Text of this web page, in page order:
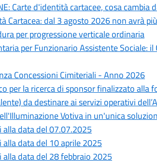
Carte d'identità cartacee, cosa cambia
Cartacea: dal 3 agosto 2026 non avrà
per progressione verticale ordinaria
per Funzionario Assistente Sociale:
Concessioni Cimiteriali - Anno 2026
per la ricerca di sponsor finalizzato alla
da destinare ai servizi operativi
Votiva in un'unica
data del 07.07.2025
data del 10 aprile 2025
data del 28 febbraio 2025